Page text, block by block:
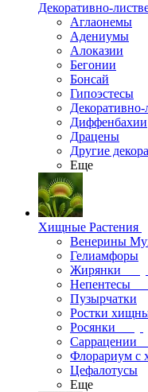
Декоративно-
Аглаонемы
Адениумы
Алоказии
Бегонии
Бонсай
Гипоэстесы
Диффенбахии
Драцены
Другие
Еще
Хищные Растения
Венерины
Гелиамфоры
Жирянки
Непентесы
Пузырчатки
Ростки
Росянки
Саррацении
Флорариум с
Цефалотусы
Еще